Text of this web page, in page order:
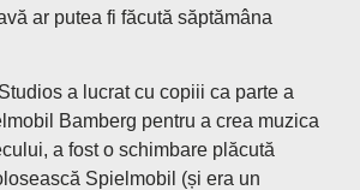
ar putea fi făcută săptămâna
a lucrat cu copiii ca parte a
Bamberg pentru a crea muzica
a fost o schimbare plăcută
Spielmobil (și era un